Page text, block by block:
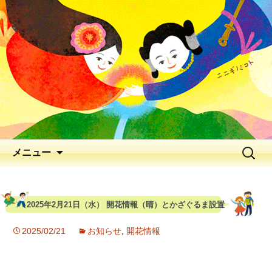
延岡花物語 2026
出会いの聖地 神と人と花が出逢う、
早春の五ヶ瀬川
メニュー
2025年2月21日（水） 開花情報（晴）とかざぐるま設置
2025/02/21 お知らせ 開花情報